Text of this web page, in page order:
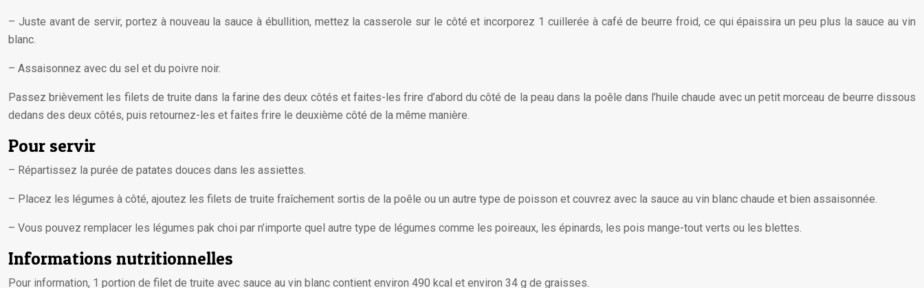
– Juste avant de servir, portez à nouveau la sauce à ébullition, mettez la casserole sur le côté et incorporez 1 cuillerée à café de beurre froid, ce qui épaissira un peu plus la sauce au vin
blanc.
– Assaisonnez avec du sel et du poivre noir.
Passez brièvement les filets de truite dans la farine des deux côtés et faites-les frire d’abord du côté de la peau dans la poêle dans l’huile chaude avec un petit morceau de beurre dissous
dedans des deux côtés, puis retournez-les et faites frire le deuxième côté de la même manière.
Pour servir
– Répartissez la purée de patates douces dans les assiettes.
– Placez les légumes à côté, ajoutez les filets de truite fraîchement sortis de la poêle ou un autre type de poisson et couvrez avec la sauce au vin blanc chaude et bien assaisonnée.
– Vous pouvez remplacer les légumes pak choi par n’importe quel autre type de légumes comme les poireaux, les épinards, les pois mange-tout verts ou les blettes.
Informations nutritionnelles
Pour information, 1 portion de filet de truite avec sauce au vin blanc contient environ 490 kcal et environ 34 g de graisses.